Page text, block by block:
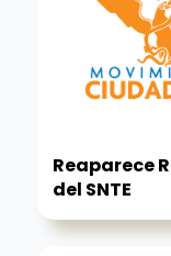
Reaparece
del SNTE